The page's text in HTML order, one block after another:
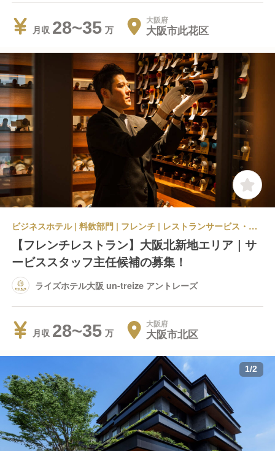
月収 28~35 大阪府
大阪市此花区
ビジネスホテル | 料飲部門 | フレンチ | レストランサービス・ホールスタッフ | ライズホテル大阪 un-treize アントレーズ
【フレンチレストラン】大阪北新地エリア｜サ
ービススタッフ主任候補の募集！
ライズホテル大阪 un-treize アントレーズ
月収 28~35 大阪府
大阪市北区
1/2